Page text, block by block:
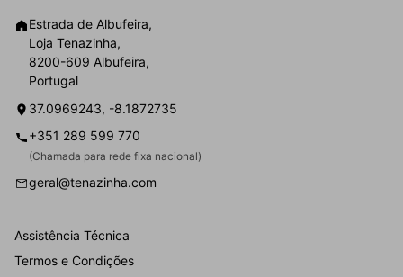
Estrada de Albufeira,
Loja Tenazinha,
8200-609 Albufeira,
Portugal
37.0969243, -8.1872735
+351 289 599 770
(Chamada para rede fixa nacional)
geral@tenazinha.com
Assistência Técnica
Termos e Condições